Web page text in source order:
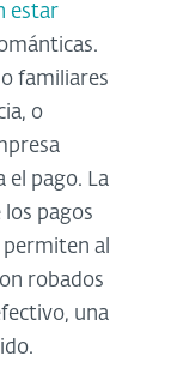
estar
familiares
o
el pago. La
los pagos
al
robados
una